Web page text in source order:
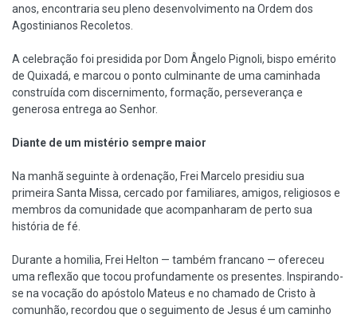
anos, encontraria seu pleno desenvolvimento na Ordem dos
Agostinianos Recoletos.
A celebração foi presidida por Dom Ângelo Pignoli, bispo emérito
de Quixadá, e marcou o ponto culminante de uma caminhada
construída com discernimento, formação, perseverança e
generosa entrega ao Senhor.
Diante de um mistério sempre maior
Na manhã seguinte à ordenação, Frei Marcelo presidiu sua
primeira Santa Missa, cercado por familiares, amigos, religiosos e
membros da comunidade que acompanharam de perto sua
história de fé.
Durante a homilia, Frei Helton — também francano — ofereceu
uma reflexão que tocou profundamente os presentes. Inspirando-
se na vocação do apóstolo Mateus e no chamado de Cristo à
comunhão, recordou que o seguimento de Jesus é um caminho